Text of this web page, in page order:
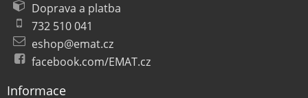
Doprava a platba
732 510 041
eshop@emat.cz
facebook.com/EMAT.cz
Informace